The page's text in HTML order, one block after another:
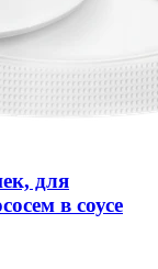
для
в соусе